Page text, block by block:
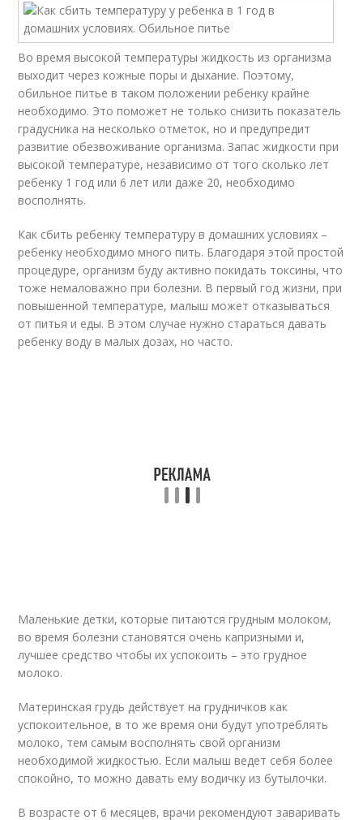
Во время высокой температуры жидкость из организма
выходит через кожные поры и дыхание. Поэтому,
обильное питье в таком положении ребенку крайне
необходимо. Это поможет не только снизить показатель
градусника на несколько отметок, но и предупредит
развитие обезвоживание организма. Запас жидкости при
высокой температуре, независимо от того сколько лет
ребенку 1 год или 6 лет или даже 20, необходимо
восполнять.
Как сбить ребенку температуру в домашних условиях –
ребенку необходимо много пить. Благодаря этой простой
процедуре, организм буду активно покидать токсины, что
тоже немаловажно при болезни. В первый год жизни, при
повышенной температуре, малыш может отказываться
от питья и еды. В этом случае нужно стараться давать
ребенку воду в малых дозах, но часто.
Маленькие детки, которые питаются грудным молоком,
во время болезни становятся очень капризными и,
лучшее средство чтобы их успокоить – это грудное
молоко.
Материнская грудь действует на грудничков как
успокоительное, в то же время они будут употреблять
молоко, тем самым восполнять свой организм
необходимой жидкостью. Если малыш ведет себя более
спокойно, то можно давать ему водичку из бутылочки.
В возрасте от 6 месяцев, врачи рекомендуют заваривать